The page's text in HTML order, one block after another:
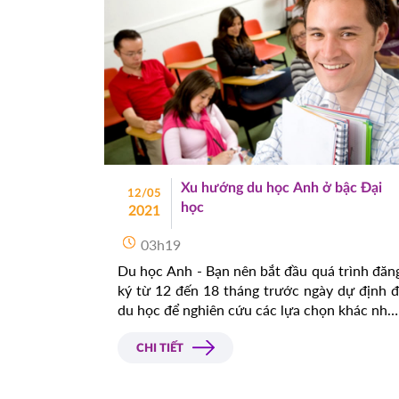
12/05
2021
Xu hướng du học Anh ở bậc Đại
học
03h19
Du học Anh - Bạn nên bắt đầu quá trình
ký từ 12 đến 18 tháng trước ngày dự định
du học để nghiên cứu các lựa chọn khác nhau
tối đa 5 khóa học trong một hồ sơ đăng ký
CHI TIẾT